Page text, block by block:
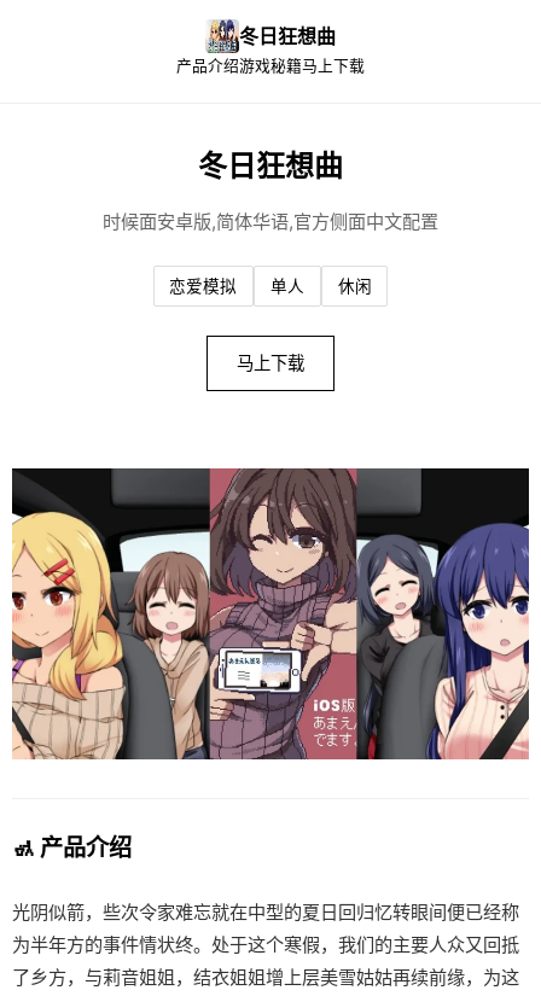
冬日狂想曲
产品介绍游戏秘籍马上下载
冬日狂想曲
时候面安卓版,简体华语,官方侧面中文配置
恋爱模拟 单人 休闲
马上下载
🚮 产品介绍
光阴似箭，些次令家难忘就在中型的夏日回归忆转眼间便已经称
为半年方的事件情状终。处于这个寒假，我们的主要人众又回抵
了乡方，与莉音姐姐，结衣姐姐增上层美雪姑姑再续前缘，为这